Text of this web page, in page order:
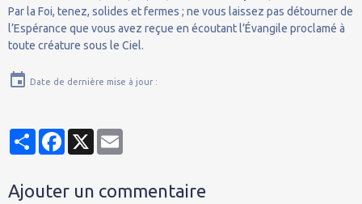
Par la Foi, tenez, solides et fermes ; ne vous laissez pas détourner de
l’Espérance que vous avez reçue en écoutant l’Évangile proclamé à
toute créature sous le Ciel.
Date de dernière mise à jour :
PartagerFacebook
X
Ajouter un commentaire